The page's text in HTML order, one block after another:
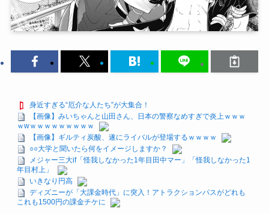
身近すぎる“厄介な人たち”が大集合！
【画像】みいちゃんと山田さん、日本の警察なめすぎで炎上ｗｗｗ
ｗwｗｗｗｗｗｗｗｗｗ
【画像】ギルティ炭酸、遂にライバルが登場するｗｗｗｗ
○○大学と聞いたら何をイメージしますか？
メジャー三大if「怪我しなかった1年目田中マー」「怪我しなかった1
年目村上」
いきなり円高
ディズニーが「大課金時代」に突入！アトラクションパスがどれも
これも1500円の課金チケに